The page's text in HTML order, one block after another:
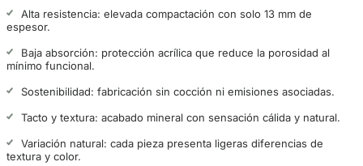
Alta resistencia: elevada compactación con solo 13 mm de
espesor.
Baja absorción: protección acrílica que reduce la porosidad al
mínimo funcional.
Sostenibilidad: fabricación sin cocción ni emisiones asociadas.
Tacto y textura: acabado mineral con sensación cálida y natural.
Variación natural: cada pieza presenta ligeras diferencias de
textura y color.